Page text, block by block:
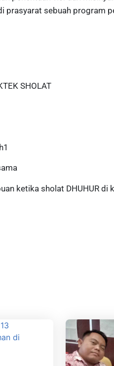
prasyarat sebuah program
SHOLAT
ketika sholat DHUHUR di